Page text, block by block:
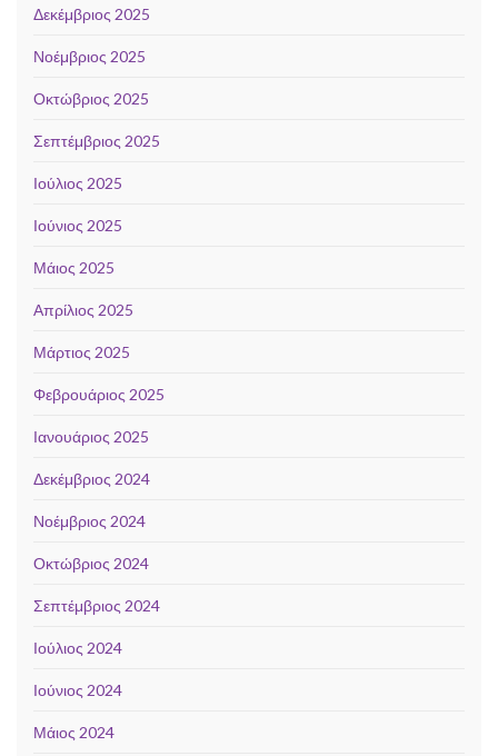
Δεκέμβριος 2025
Νοέμβριος 2025
Οκτώβριος 2025
Σεπτέμβριος 2025
Ιούλιος 2025
Ιούνιος 2025
Μάιος 2025
Απρίλιος 2025
Μάρτιος 2025
Φεβρουάριος 2025
Ιανουάριος 2025
Δεκέμβριος 2024
Νοέμβριος 2024
Οκτώβριος 2024
Σεπτέμβριος 2024
Ιούλιος 2024
Ιούνιος 2024
Μάιος 2024